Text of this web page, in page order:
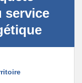
service